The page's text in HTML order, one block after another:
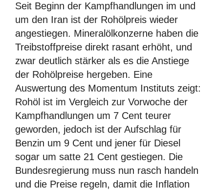
Seit Beginn der Kampfhandlungen im und
um den Iran ist der Rohölpreis wieder
angestiegen. Mineralölkonzerne haben die
Treibstoffpreise direkt rasant erhöht, und
zwar deutlich stärker als es die Anstiege
der Rohölpreise hergeben. Eine
Auswertung des Momentum Instituts zeigt:
Rohöl ist im Vergleich zur Vorwoche der
Kampfhandlungen um 7 Cent teurer
geworden, jedoch ist der Aufschlag für
Benzin um 9 Cent und jener für Diesel
sogar um satte 21 Cent gestiegen. Die
Bundesregierung muss nun rasch handeln
und die Preise regeln, damit die Inflation